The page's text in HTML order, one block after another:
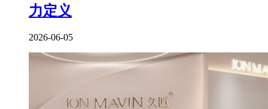
力定义
2026-06-05